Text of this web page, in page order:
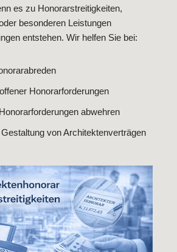
es zu Honorarstreitigkeiten,
besonderen Leistungen
entstehen. Wir helfen Sie bei:
Honorarforderungen
abwehren
von Architektenverträgen